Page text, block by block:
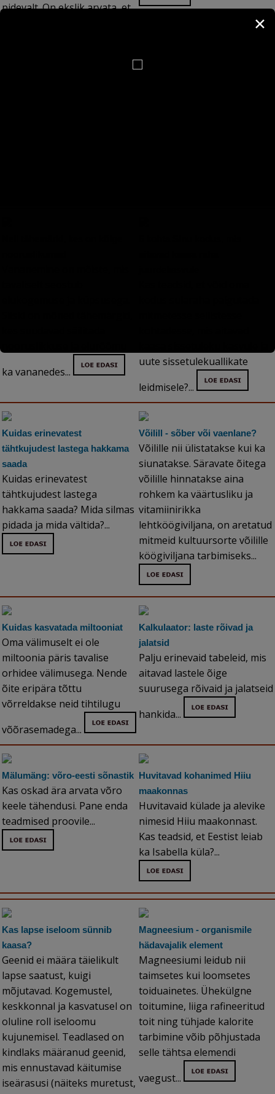
pidevalt. On ekslik arvata, et
ka vananedes...
uute sissetulekuallikate
leidmisele?...
Kuidas erinevatest
tähtkujudest lastega hakkama
saada
Kuidas erinevatest
tähtkujudest lastega
hakkama saada? Mida silmas
pidada ja mida vältida?...
Võilill - sõber või vaenlane?
Võilille nii ülistatakse kui ka
siunatakse. Säravate õitega
võilille hinnatakse aina
rohkem ka väärtusliku ja
vitamiinirikka
lehtköögiviljana, on aretatud
mitmeid kultuursorte võilille
köögiviljana tarbimiseks...
Kuidas kasvatada miltooniat
Oma välimuselt ei ole
miltoonia päris tavalise
orhidee välimusega. Nende
õite eripära tõttu
võrreldakse neid tihtilugu
võõrasemadega...
Kalkulaator: laste rõivad ja
jalatsid
Palju erinevaid tabeleid, mis
aitavad lastele õige
suurusega rõivaid ja jalatseid
hankida...
Mälumäng: võro-eesti sõnastik
Kas oskad ära arvata võro
keele tähendusi. Pane enda
teadmised proovile...
Huvitavad kohanimed Hiiu
maakonnas
Huvitavaid külade ja alevike
nimesid Hiiu maakonnast.
Kas teadsid, et Eestist leiab
ka Isabella küla?...
Kas lapse iseloom sünnib
kaasa?
Geenid ei määra täielikult
lapse saatust, kuigi
mõjutavad. Kogemustel,
keskkonnal ja kasvatusel on
oluline roll iseloomu
kujunemisel. Teadlased on
kindlaks määranud geenid,
mis ennustavad käitumise
iseärasusi (näiteks muretust,
Magneesium - organismile
hädavajalik element
Magneesiumi leidub nii
taimsetes kui loomsetes
toiduainetes. Ühekülgne
toitumine, liiga rafineeritud
toit ning tühjade kalorite
tarbimine võib põhjustada
selle tähtsa elemendi
vaegust...
✕